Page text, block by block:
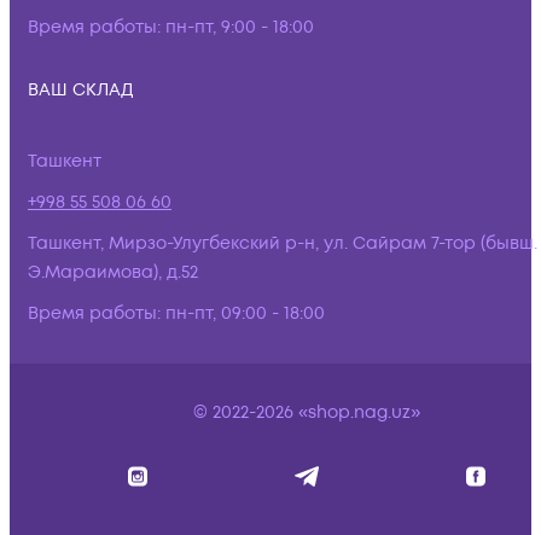
Время работы: пн-пт, 9:00 - 18:00
ВАШ СКЛАД
Ташкент
+998 55 508 06 60
Ташкент, Мирзо-Улугбекский р-н, ул. Сайрам 7-тор (бывш.
Э.Мараимова), д.52
Время работы: пн-пт, 09:00 - 18:00
© 2022-2026 «shop.nag.uz»